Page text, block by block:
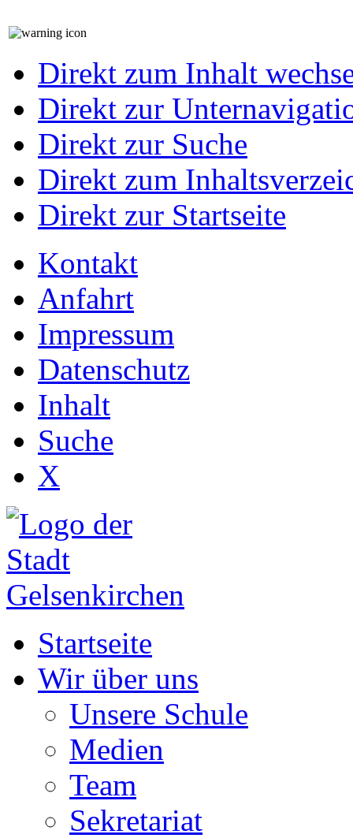
Direkt zum Inhalt
Direkt zur
Direkt zur Suche
Direkt zum
Direkt zur Startseite
Kontakt
Anfahrt
Impressum
Datenschutz
Inhalt
Suche
X
Startseite
Wir über uns
Unsere Schule
Medien
Team
Sekretariat